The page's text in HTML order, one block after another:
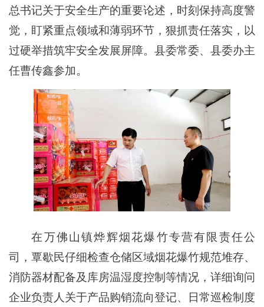
总书记关于安全生产的重要论述，时刻保持高度警
觉，盯紧重点领域和薄弱环节，狠抓责任落实，以
过硬举措筑牢安全发展屏障。县委常委、县委办主
任曹传鑫参加。
在万佛山镇烨辉烟花爆竹专营有限责任公
司，覃歇民仔细检查仓储区域烟花爆竹规范堆存、
消防器材配备及库房温湿度控制等情况，详细询问
企业负责人关于产品购销流向登记、日常巡检制度